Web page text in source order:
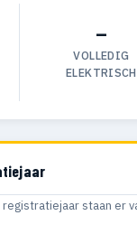
—
VOLLEDIG
ELEKTRISCH
staan er